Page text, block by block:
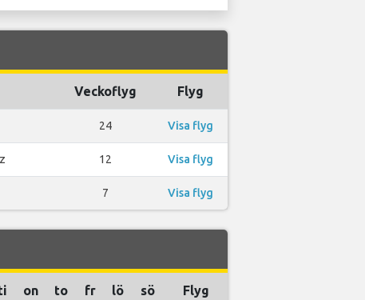
Veckoflyg Flyg
24 Visa flyg
12 Visa flyg
7 Visa flyg
on to fr lö sö Flyg